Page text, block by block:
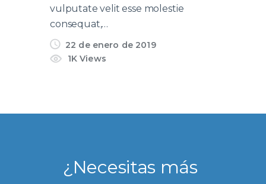
vulputate velit esse molestie
consequat,…
22 de enero de 2019
1K Views
¿Necesitas más